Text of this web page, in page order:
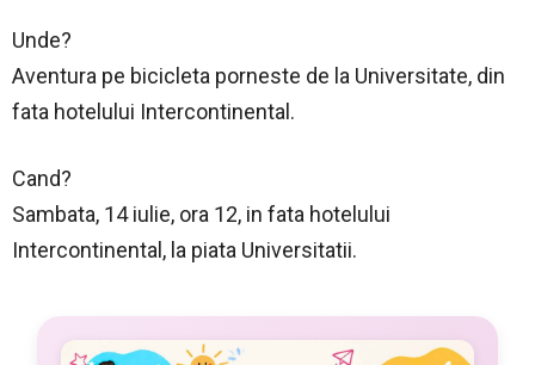
Unde?
Aventura pe bicicleta porneste de la Universitate, din
fata hotelului Intercontinental.
Cand?
Sambata, 14 iulie, ora 12, in fata hotelului
Intercontinental, la piata Universitatii.